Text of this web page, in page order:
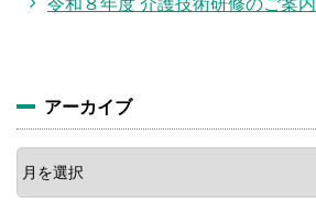
アーカイブ
ア
ー
カ